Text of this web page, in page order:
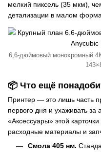
мелкий пиксель (35 мкм),
детализации в малом
6,6-дюймовый монохромный
📦 Что ещё
Принтер — это лишь часть
первого дня и ухаживать за
«Аксессуары» этой
расходные материалы и
Смола 405 нм.